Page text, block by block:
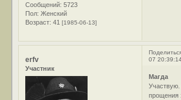
Сообщений: 5723
Пол: Женский
Возраст: 41[1985-06-13]
07
erfv
Участник
Магда
прощения